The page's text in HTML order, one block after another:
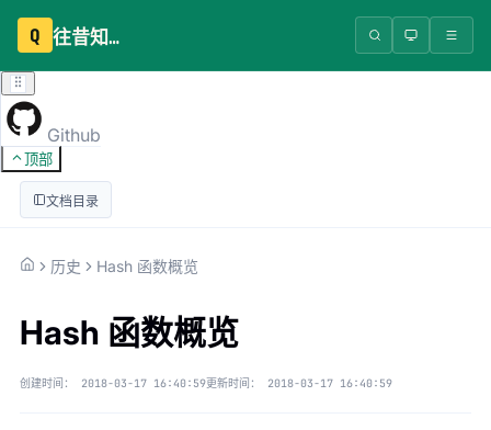
Q 往昔知识库
Github
顶部
文档目录
历史 Hash 函数概览
Hash 函数概览
创建时间： 2018-03-17 16:40:59更新时间： 2018-03-17 16:40:59